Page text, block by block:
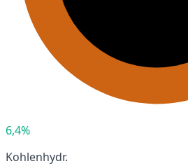
6,4%
Kohlenhydr.